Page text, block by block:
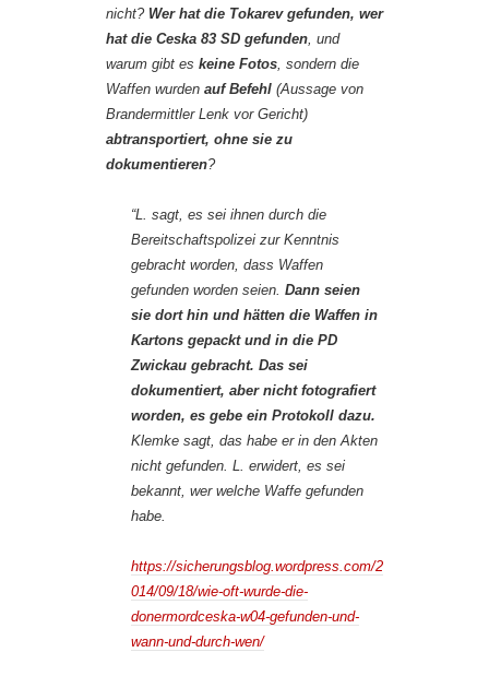
nicht? Wer hat die Tokarev gefunden, wer
hat die Ceska 83 SD gefunden, und
warum gibt es keine Fotos, sondern die
Waffen wurden auf Befehl (Aussage von
Brandermittler Lenk vor Gericht)
abtransportiert, ohne sie zu
dokumentieren?
“L. sagt, es sei ihnen durch die
Bereitschaftspolizei zur Kenntnis
gebracht worden, dass Waffen
gefunden worden seien. Dann seien
sie dort hin und hätten die Waffen in
Kartons gepackt und in die PD
Zwickau gebracht. Das sei
dokumentiert, aber nicht fotografiert
worden, es gebe ein Protokoll dazu.
Klemke sagt, das habe er in den Akten
nicht gefunden. L. erwidert, es sei
bekannt, wer welche Waffe gefunden
habe.
https://sicherungsblog.wordpress.com/2
014/09/18/wie-oft-wurde-die-
donermordceska-w04-gefunden-und-
wann-und-durch-wen/